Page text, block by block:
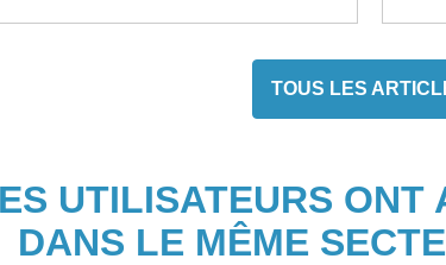
TOUS LES
UTILISATEURS ONT
DANS LE MÊME